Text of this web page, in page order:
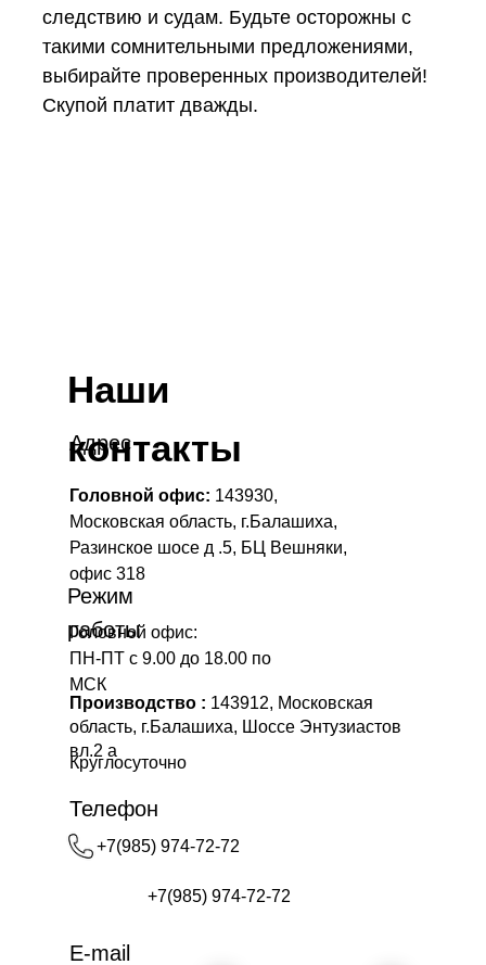
следствию и судам. Будьте осторожны с
такими сомнительными предложениями,
выбирайте проверенных производителей!
Скупой платит дважды.
+7(985) 974-72-72
Наши
контакты
Адрес
Производство : 143912, Московская
область, г.Балашиха, Шоссе Энтузиастов
вл.2 а
Головной офис: 143930,
Московская область, г.Балашиха,
Разинское шосе д .5, БЦ Вешняки,
офис 318
Режим
работы
Круглосуточно
Головной офис:
ПН-ПТ с 9.00 до 18.00 по
МСК
Телефон
E-mail
+7(985) 974-72-72